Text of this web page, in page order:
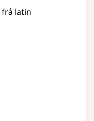
frå latin